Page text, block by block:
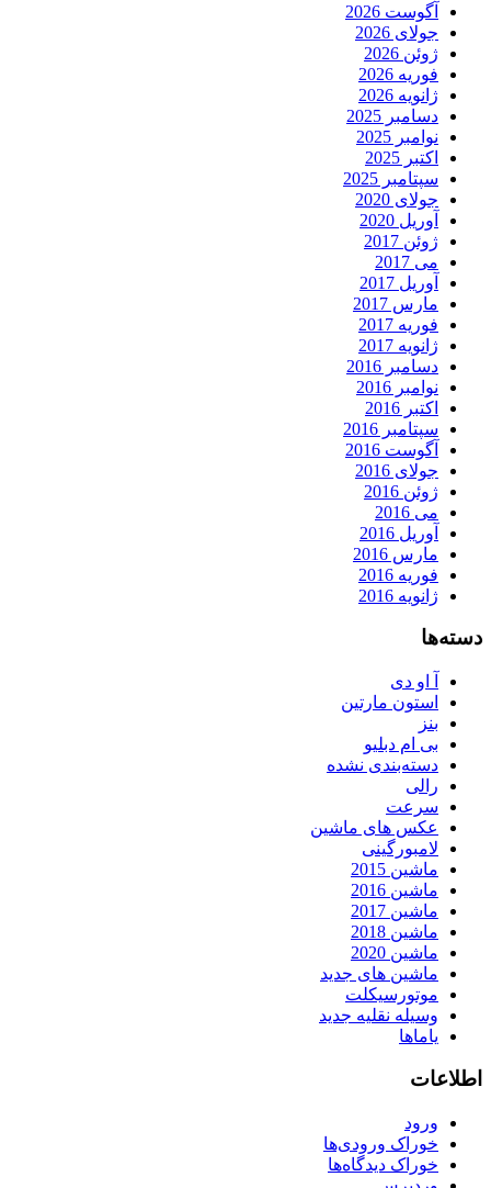
آگوست 2026
جولای 2026
ژوئن 2026
فوریه 2026
ژانویه 2026
دسامبر 2025
نوامبر 2025
اکتبر 2025
سپتامبر 2025
جولای 2020
آوریل 2020
ژوئن 2017
می 2017
آوریل 2017
مارس 2017
فوریه 2017
ژانویه 2017
دسامبر 2016
نوامبر 2016
اکتبر 2016
سپتامبر 2016
آگوست 2016
جولای 2016
ژوئن 2016
می 2016
آوریل 2016
مارس 2016
فوریه 2016
ژانویه 2016
دسته‌ها
آ او دی
استون مارتین
بنز
بی ام دبلیو
دسته‌بندی نشده
رالی
سرعت
عکس های ماشین
لامبورگینی
ماشین 2015
ماشین 2016
ماشین 2017
ماشین 2018
ماشین 2020
ماشین های جدید
موتورسیکلت
وسیله نقلیه جدید
یاماها
اطلاعات
ورود
خوراک ورودی‌ها
خوراک دیدگاه‌ها